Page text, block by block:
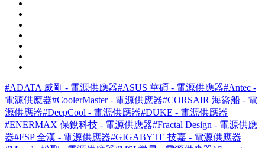
#ADATA 威剛 - 電源供應器#ASUS 華碩 - 電源供應器#Antec -
電源供應器#CoolerMaster - 電源供應器#CORSAIR 海盜船 - 電
源供應器#DeepCool - 電源供應器#DUKE - 電源供應器
#ENERMAX 保銳科技 - 電源供應器#Fractal Design - 電源供應
器#FSP 全漢 - 電源供應器#GIGABYTE 技嘉 - 電源供應器